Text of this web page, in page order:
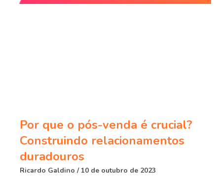
Por que o pós-venda é crucial?
Construindo relacionamentos
duradouros
Ricardo Galdino 10 de outubro de 2023